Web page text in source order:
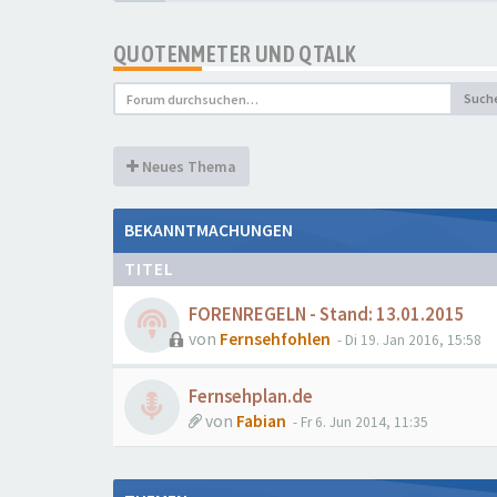
QUOTENMETER UND QTALK
Neues Thema
BEKANNTMACHUNGEN
TITEL
FORENREGELN - Stand: 13.01.2015
von Fernsehfohlen - Di 19. Jan 2016, 15:58
Fernsehplan.de
von Fabian - Fr 6. Jun 2014, 11:35